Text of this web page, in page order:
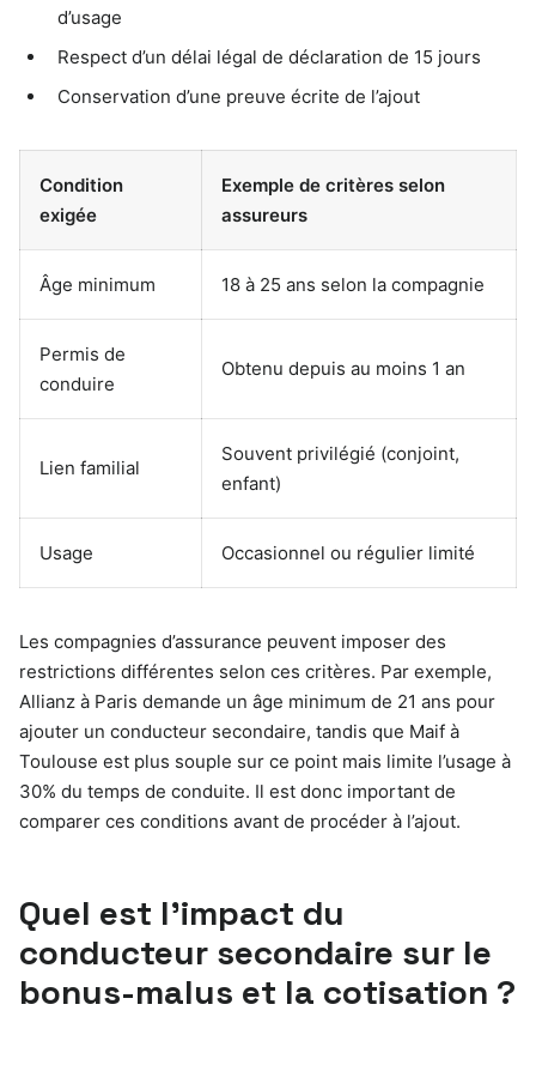
d’usage
Respect d’un délai légal de déclaration de 15 jours
Conservation d’une preuve écrite de l’ajout
Condition
exigée
Exemple de critères selon
assureurs
Âge minimum 18 à 25 ans selon la compagnie
Permis de
conduire
Obtenu depuis au moins 1 an
Lien familial
Souvent privilégié (conjoint,
enfant)
Usage Occasionnel ou régulier limité
Les compagnies d’assurance peuvent imposer des
restrictions différentes selon ces critères. Par exemple,
Allianz à Paris demande un âge minimum de 21 ans pour
ajouter un conducteur secondaire, tandis que Maif à
Toulouse est plus souple sur ce point mais limite l’usage à
30% du temps de conduite. Il est donc important de
comparer ces conditions avant de procéder à l’ajout.
Quel est l’impact du
conducteur secondaire sur le
bonus-malus et la cotisation ?